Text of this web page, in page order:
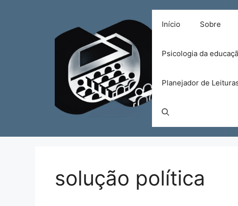
Início Sobre
Psicologia da
Planejador de
solução política